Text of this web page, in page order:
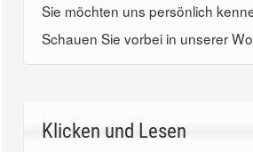
Sie möchten uns persönlich
Schauen Sie vorbei in unserer
Klicken und Lesen